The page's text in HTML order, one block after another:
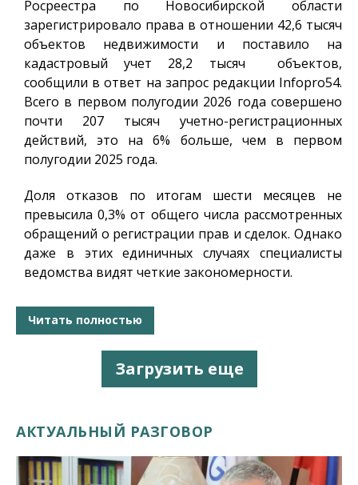
Росреестра по Новосибирской области
зарегистрировало права в отношении 42,6 тысяч
объектов недвижимости и поставило на
кадастровый учет 28,2 тысяч объектов,
сообщили в ответ на запрос редакции Infopro54.
Всего в первом полугодии 2026 года совершено
почти 207 тысяч учетно-регистрационных
действий, это на 6% больше, чем в первом
полугодии 2025 года.
Доля отказов по итогам шести месяцев не
превысила 0,3% от общего числа рассмотренных
обращений о регистрации прав и сделок. Однако
даже в этих единичных случаях специалисты
ведомства видят четкие закономерности.
Читать полностью
Загрузить еще
АКТУАЛЬНЫЙ РАЗГОВОР